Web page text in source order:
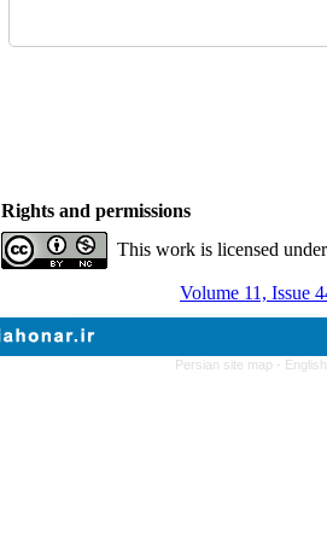
Rights and permissions
This work is licensed
Volume 11, Issue
Persian site map -